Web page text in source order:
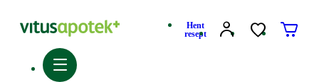
Hent
resept